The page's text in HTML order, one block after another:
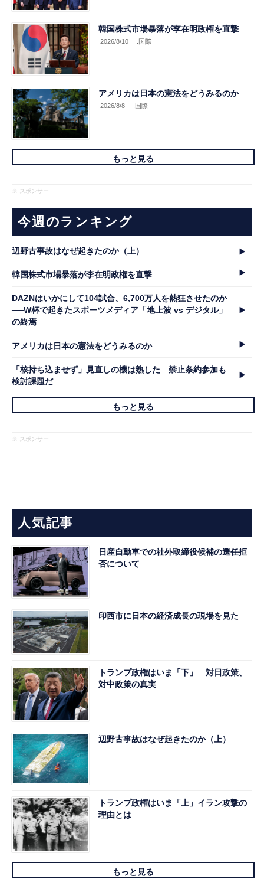
韓国株式市場暴落が李在明政権を直撃
2026/8/10 .国際
アメリカは日本の憲法をどうみるのか
2026/8/8 .国際
もっと見る
※ スポンサー
今週のランキング
辺野古事故はなぜ起きたのか（上）
韓国株式市場暴落が李在明政権を直撃
DAZNはいかにして104試合、6,700万人を熱狂させたのか
──W杯で起きたスポーツメディア「地上波 vs デジタル」
の終焉
アメリカは日本の憲法をどうみるのか
「核持ち込ませず」見直しの機は熟した 禁止条約参加も
検討課題だ
もっと見る
※ スポンサー
人気記事
日産自動車での社外取締役候補の選任拒
否について
印西市に日本の経済成長の現場を見た
トランプ政権はいま「下」 対日政策、
対中政策の真実
辺野古事故はなぜ起きたのか（上）
トランプ政権はいま「上」イラン攻撃の
理由とは
もっと見る